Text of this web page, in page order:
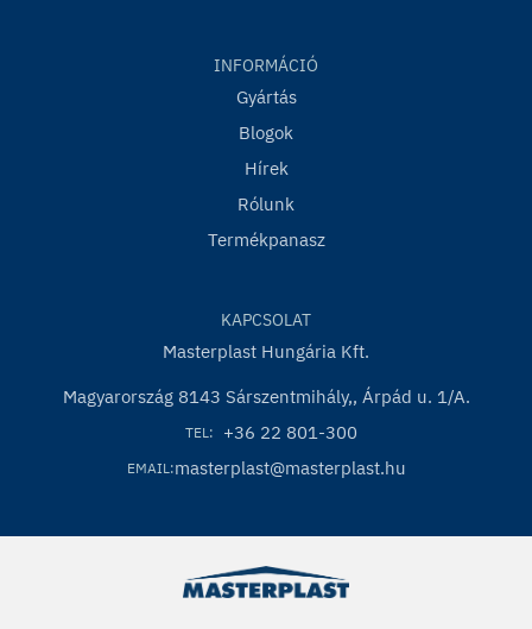
INFORMÁCIÓ
Gyártás
Blogok
Hírek
Rólunk
Termékpanasz
KAPCSOLAT
Masterplast Hungária Kft.
Magyarország 8143 Sárszentmihály,, Árpád u. 1/A.
TEL: +36 22 801-300
EMAIL:masterplast@masterplast.hu